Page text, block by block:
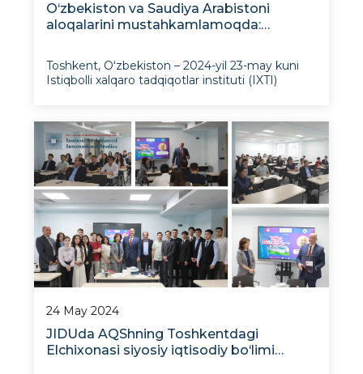
O‘zbekiston va Saudiya Arabistoni
aloqalarini mustahkamlamoqda:
munosabatlar va mintaqaviy xavfsizlik
ko‘rib chiqildi
Toshkent, Oʻzbekiston – 2024-yil 23-may kuni
Istiqbolli xalqaro tadqiqotlar instituti (IXTI)
akademiyasi va Saudiya Arabistoni Podshohligi
Shahzoda Saud Al-Faysal nomidagi Diplomatik
tadqiqotlar
24 May 2024
JIDUda AQShning Toshkentdagi
Elchixonasi siyosiy iqtisodiy bo‘limi